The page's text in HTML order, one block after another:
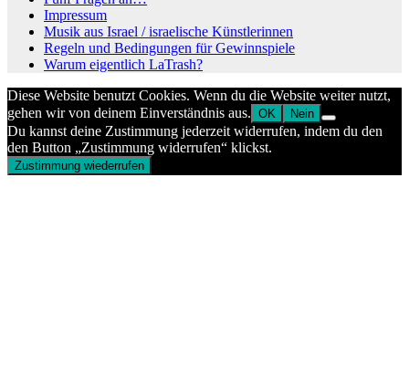
Impressum
Musik aus Israel / israelische Künstlerinnen
Regeln und Bedingungen für Gewinnspiele
Warum eigentlich LaTrash?
Diese Website benutzt Cookies. Wenn du die Website weiter nutzt,
gehen wir von deinem Einverständnis aus. OK Nein
Du kannst deine Zustimmung jederzeit widerrufen, indem du den
den Button „Zustimmung widerrufen“ klickst.
Zustimmung wiederrufen